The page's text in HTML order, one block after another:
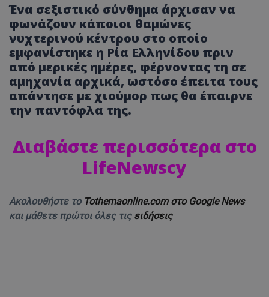
Ένα σεξιστικό σύνθημα άρχισαν να
φωνάζουν κάποιοι θαμώνες
νυχτερινού κέντρου στο οποίο
εμφανίστηκε η Ρία Ελληνίδου πριν
από μερικές ημέρες, φέρνοντας τη σε
αμηχανία αρχικά, ωστόσο έπειτα τους
απάντησε με χιούμορ πως θα έπαιρνε
την παντόφλα της.
Διαβάστε περισσότερα στο
LifeNewscy
Ακολουθήστε το Tothemaonline.com στο Google News
και μάθετε πρώτοι όλες τις ειδήσεις